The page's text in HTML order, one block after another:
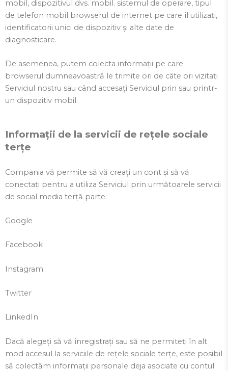
mobil, dispozitivul dvs. mobil. sistemul de operare, tipul
de telefon mobil browserul de internet pe care îl utilizați,
identificatorii unici de dispozitiv și alte date de
diagnosticare.
De asemenea, putem colecta informații pe care
browserul dumneavoastră le trimite ori de câte ori vizitați
Serviciul nostru sau când accesați Serviciul prin sau printr-
un dispozitiv mobil.
Informații de la servicii de rețele sociale
terțe
Compania vă permite să vă creați un cont și să vă
conectați pentru a utiliza Serviciul prin următoarele servicii
de social media terță parte:
Google
Facebook
Instagram
Twitter
LinkedIn
Dacă alegeți să vă înregistrați sau să ne permiteți în alt
mod accesul la serviciile de rețele sociale terțe, este posibil
să colectăm informații personale deja asociate cu contul